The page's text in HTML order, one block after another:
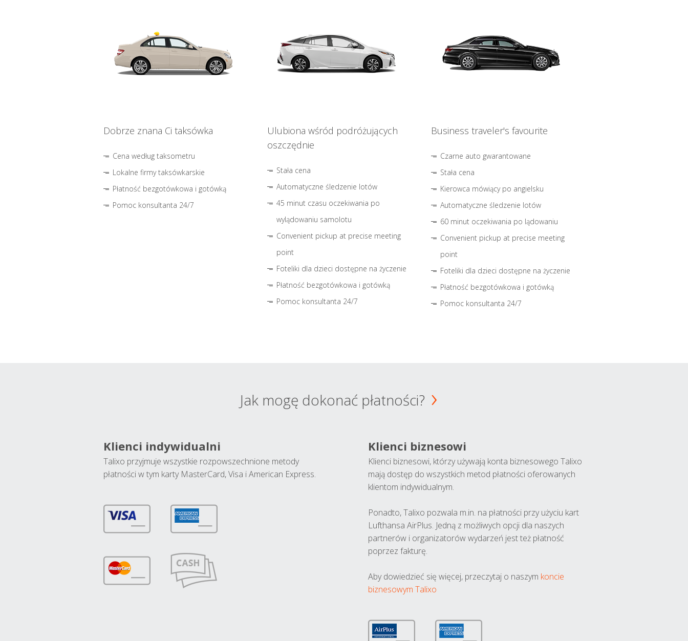
Dobrze znana Ci taksówka
Cena według taksometru
Lokalne firmy taksówkarskie
Płatność bezgotówkowa i gotówką
Pomoc konsultanta 24/7
Ulubiona wśród podróżujących
oszczędnie
Stała cena
Automatyczne śledzenie lotów
45 minut czasu oczekiwania po
wylądowaniu samolotu
Convenient pickup at precise meeting
point
Foteliki dla dzieci dostępne na życzenie
Płatność bezgotówkowa i gotówką
Pomoc konsultanta 24/7
Business traveler's favourite
Czarne auto gwarantowane
Stała cena
Kierowca mówiący po angielsku
Automatyczne śledzenie lotów
60 minut oczekiwania po lądowaniu
Convenient pickup at precise meeting
point
Foteliki dla dzieci dostępne na życzenie
Płatność bezgotówkowa i gotówką
Pomoc konsultanta 24/7
Jak mogę dokonać płatności?
Klienci indywidualni
Talixo przyjmuje wszystkie rozpowszechnione metody
płatności w tym karty MasterCard, Visa i American Express.
Klienci biznesowi
Klienci biznesowi, którzy używają konta biznesowego Talixo
mają dostęp do wszystkich metod płatności oferowanych
klientom indywidualnym.
Ponadto, Talixo pozwala m.in. na płatności przy użyciu kart
Lufthansa AirPlus. Jedną z możliwych opcji dla naszych
partnerów i organizatorów wydarzeń jest też płatność
poprzez fakturę.
Aby dowiedzieć się więcej, przeczytaj o naszym koncie
biznesowym Talixo